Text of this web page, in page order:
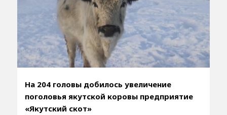
На 204 головы добилось увеличение
поголовья якутской коровы предприятие
«Якутский скот»